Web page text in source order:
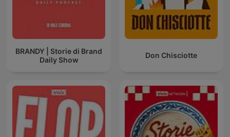
BRANDY | Storie di Brand
Daily Show
Don Chisciotte